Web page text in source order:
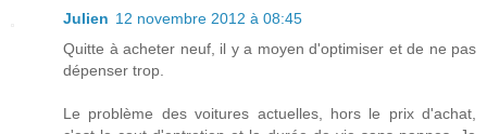
Julien 12 novembre 2012 à 08:45
Quitte à acheter neuf, il y a moyen d'optimiser et de ne pas
dépenser trop.
Le problème des voitures actuelles, hors le prix d'achat,